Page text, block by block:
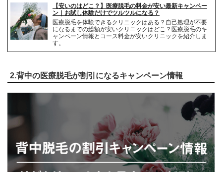
解約事務手数料 無料
【安いのはどこ？】医療脱毛の料金が安い最新キャンペー
ン｜お試し体験だけでツルツルになる？
医療脱毛を体験できるクリニックはある？自己処理が不要
になるまでの総額が安いクリニックはどこ？医療脱毛のキ
ャンペーン情報とコース料金が安いクリニックを紹介しま
す。
2.背中の医療脱毛が割引になるキャンペーン情報